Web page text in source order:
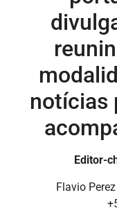
notícias
Editor-
Flavio